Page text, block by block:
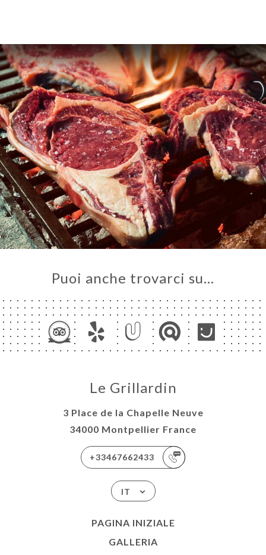
Puoi anche trovarci su…
Le Grillardin
3 Place de la Chapelle Neuve
34000 Montpellier France
+33467662433
IT
PAGINA INIZIALE
GALLERIA